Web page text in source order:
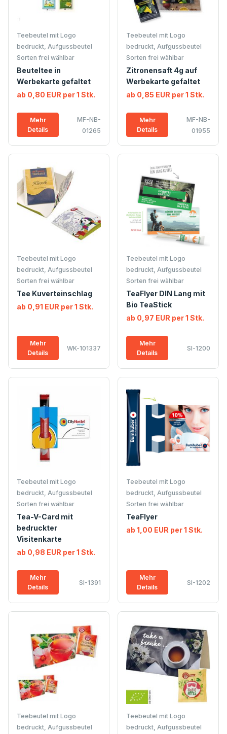
Teebeutel mit Logo
bedruckt, Aufgussbeutel
Sorten frei wählbar
Beuteltee in
Werbekarte gefaltet
ab 0,80 EUR per 1 Stk.
Mehr
Details
MF-NB-
01265
Teebeutel mit Logo
bedruckt, Aufgussbeutel
Sorten frei wählbar
Zitronensaft 4g auf
Werbekarte gefaltet
ab 0,85 EUR per 1 Stk.
Mehr
Details
MF-NB-
01955
Teebeutel mit Logo
bedruckt, Aufgussbeutel
Sorten frei wählbar
Tee Kuverteinschlag
ab 0,91 EUR per 1 Stk.
Mehr
Details
WK-101337
Teebeutel mit Logo
bedruckt, Aufgussbeutel
Sorten frei wählbar
TeaFlyer DIN Lang mit
Bio TeaStick
ab 0,97 EUR per 1 Stk.
Mehr
Details
SI-1200
Teebeutel mit Logo
bedruckt, Aufgussbeutel
Sorten frei wählbar
Tea-V-Card mit
bedruckter
Visitenkarte
ab 0,98 EUR per 1 Stk.
Mehr
Details
SI-1391
Teebeutel mit Logo
bedruckt, Aufgussbeutel
Sorten frei wählbar
TeaFlyer
ab 1,00 EUR per 1 Stk.
Mehr
Details
SI-1202
Teebeutel mit Logo
bedruckt, Aufgussbeutel
Teebeutel mit Logo
bedruckt, Aufgussbeutel